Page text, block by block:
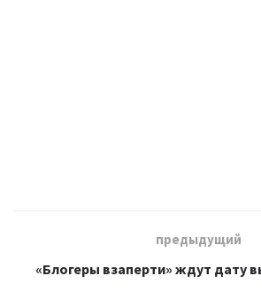
предыдущий
«Блогеры взаперти» ждут дату